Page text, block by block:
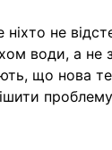
не
води, а не
що нова